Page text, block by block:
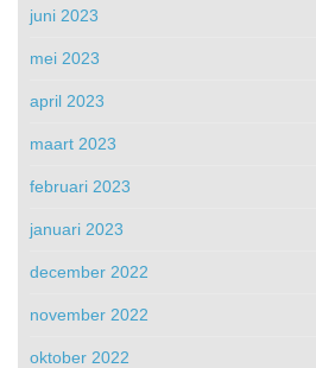
juni 2023
mei 2023
april 2023
maart 2023
februari 2023
januari 2023
december 2022
november 2022
oktober 2022